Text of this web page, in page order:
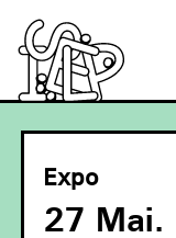
Expo
27 Mai.